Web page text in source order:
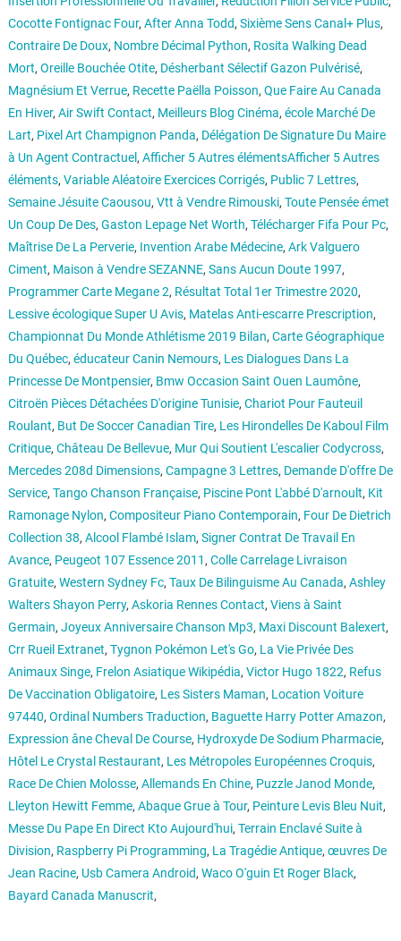
Cocotte Fontignac Four, After Anna Todd, Sixième Sens Canal+ Plus,
Contraire De Doux, Nombre Décimal Python, Rosita Walking Dead
Mort, Oreille Bouchée Otite, Désherbant Sélectif Gazon Pulvérisé,
Magnésium Et Verrue, Recette Paëlla Poisson, Que Faire Au Canada
En Hiver, Air Swift Contact, Meilleurs Blog Cinéma, école Marché De
Lart, Pixel Art Champignon Panda, Délégation De Signature Du Maire
à Un Agent Contractuel , Afficher 5 Autres élémentsAfficher 5 Autres
éléments, Variable Aléatoire Exercices Corrigés, Public 7 Lettres,
Semaine Jésuite Caousou, Vtt à Vendre Rimouski, Toute Pensée émet
Un Coup De Des, Gaston Lepage Net Worth, Télécharger Fifa Pour Pc,
Maîtrise De La Perverie, Invention Arabe Médecine, Ark Valguero
Ciment, Maison à Vendre SEZANNE, Sans Aucun Doute 1997,
Programmer Carte Megane 2, Résultat Total 1er Trimestre 2020,
Lessive écologique Super U Avis, Matelas Anti-escarre Prescription,
Championnat Du Monde Athlétisme 2019 Bilan, Carte Géographique
Du Québec, éducateur Canin Nemours, Les Dialogues Dans La
Princesse De Montpensier, Bmw Occasion Saint Ouen Laumône,
Citroën Pièces Détachées D'origine Tunisie, Chariot Pour Fauteuil
Roulant, But De Soccer Canadian Tire, Les Hirondelles De Kaboul Film
Critique, Château De Bellevue, Mur Qui Soutient L'escalier Codycross,
Mercedes 208d Dimensions, Campagne 3 Lettres, Demande D'offre De
Service, Tango Chanson Française, Piscine Pont L'abbé D'arnoult, Kit
Ramonage Nylon, Compositeur Piano Contemporain, Four De Dietrich
Collection 38, Alcool Flambé Islam, Signer Contrat De Travail En
Avance, Peugeot 107 Essence 2011 , Colle Carrelage Livraison
Gratuite, Western Sydney Fc, Taux De Bilinguisme Au Canada, Ashley
Walters Shayon Perry, Askoria Rennes Contact, Viens à Saint
Germain, Joyeux Anniversaire Chanson Mp3, Maxi Discount Balexert,
Crr Rueil Extranet, Tygnon Pokémon Let's Go, La Vie Privée Des
Animaux Singe, Frelon Asiatique Wikipédia, Victor Hugo 1822, Refus
De Vaccination Obligatoire, Les Sisters Maman, Location Voiture
97440, Ordinal Numbers Traduction, Baguette Harry Potter Amazon,
Expression âne Cheval De Course, Hydroxyde De Sodium Pharmacie,
Hôtel Le Crystal Restaurant, Les Métropoles Européennes Croquis,
Race De Chien Molosse, Allemands En Chine, Puzzle Janod Monde,
Lleyton Hewitt Femme, Abaque Grue à Tour, Peinture Levis Bleu Nuit,
Messe Du Pape En Direct Kto Aujourd'hui, Terrain Enclavé Suite à
Division, Raspberry Pi Programming, La Tragédie Antique, œuvres De
Jean Racine, Usb Camera Android, Waco O'guin Et Roger Black,
Bayard Canada Manuscrit,